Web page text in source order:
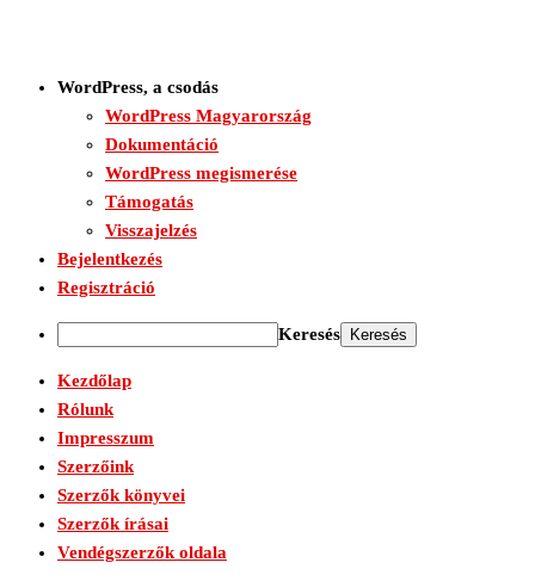
WordPress, a csodás
WordPress Magyarország
Dokumentáció
WordPress megismerése
Támogatás
Visszajelzés
Bejelentkezés
Regisztráció
Keresés
Kezdőlap
Rólunk
Impresszum
Szerzőink
Szerzők könyvei
Szerzők írásai
Vendégszerzők oldala